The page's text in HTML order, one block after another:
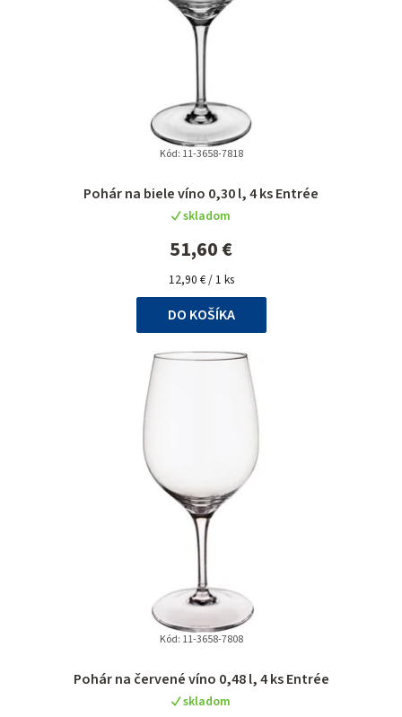
Pohár na biele víno 0,30 l, 4 ks Entrée
skladom
51,60 €
Jednotková
cena:
12,90 € / 1 ks
DO KOŠÍKA
Kód: 11-3658-7818
Pohár na červené víno 0,48 l, 4 ks Entrée
skladom
Kód: 11-3658-7808